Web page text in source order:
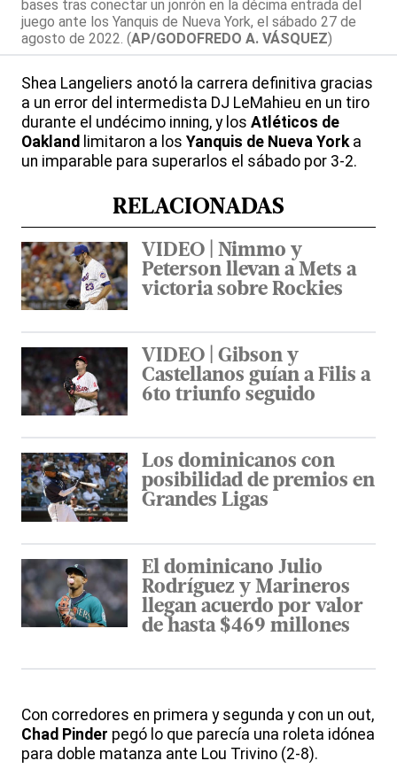
bases tras conectar un jonrón en la décima entrada del
juego ante los Yanquis de Nueva York, el sábado 27 de
agosto de 2022. (AP/GODOFREDO A. VÁSQUEZ)
Shea Langeliers anotó la carrera definitiva gracias
a un error del intermedista DJ LeMahieu en un tiro
durante el undécimo inning, y los Atléticos de
Oakland limitaron a los Yanquis de Nueva Yorka
un imparable para superarlos el sábado por 3-2.
RELACIONADAS
VIDEO | Nimmo y
Peterson llevan a Mets a
victoria sobre Rockies
VIDEO | Gibson y
Castellanos guían a Filis a
6to triunfo seguido
Los dominicanos con
posibilidad de premios en
Grandes Ligas
El dominicano Julio
Rodríguez y Marineros
llegan acuerdo por valor
de hasta $469 millones
Con corredores en primera y segunda y con un out,
Chad Pinder pegó lo que parecía una roleta idónea
para doble matanza ante Lou Trivino (2-8).